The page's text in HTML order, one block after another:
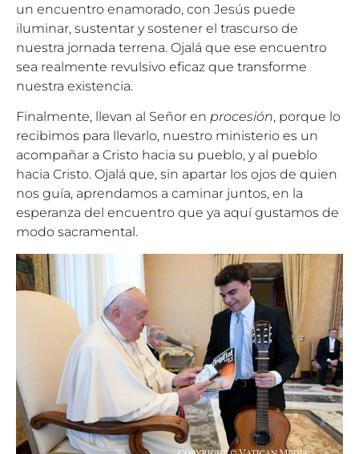
un encuentro enamorado, con Jesús puede
iluminar, sustentar y sostener el trascurso de
nuestra jornada terrena. Ojalá que ese encuentro
sea realmente revulsivo eficaz que transforme
nuestra existencia.
Finalmente, llevan al Señor en procesión, porque lo
recibimos para llevarlo, nuestro ministerio es un
acompañar a Cristo hacia su pueblo, y al pueblo
hacia Cristo. Ojalá que, sin apartar los ojos de quien
nos guía, aprendamos a caminar juntos, en la
esperanza del encuentro que ya aquí gustamos de
modo sacramental.